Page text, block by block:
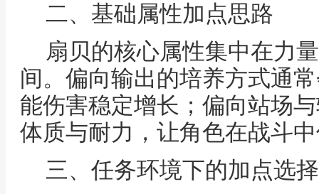
二、基础属性加点思路
扇贝的核心属性集中在力
间。偏向输出的培养方式通
能伤害稳定增长；偏向站场
体质与耐力，让角色在战斗
三、任务环境下的加点选择